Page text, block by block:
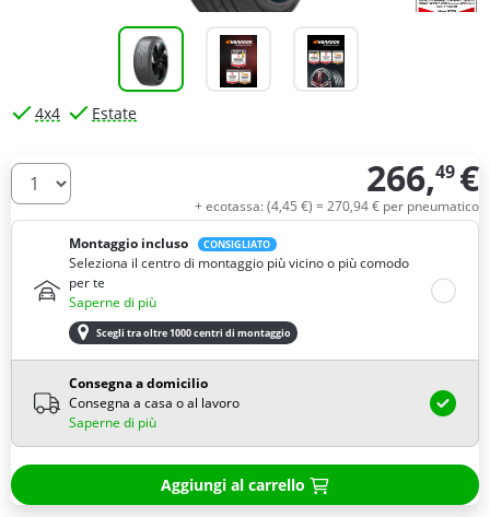
4x4 Estate
Quantità 266,49 €
+ ecotassa: (4,45 €) = 270,94€ per pneumatico
Montaggio incluso
CONSIGLIATO
Seleziona il centro di montaggio più vicino o più comodo
per te
Saperne di più
Scegli tra oltre 1000 centri di montaggio
Consegna a domicilio
Consegna a casa o al lavoro
Saperne di più
Aggiungi al carrello